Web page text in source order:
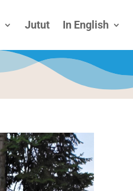
Jutut In English